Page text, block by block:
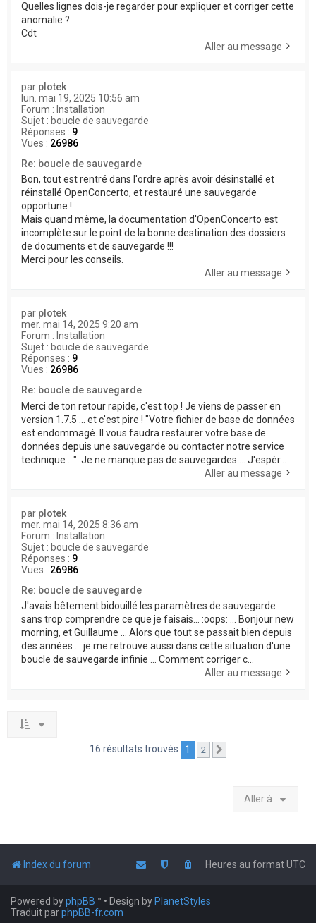
Quelles lignes dois-je regarder pour expliquer et corriger cette
anomalie ?
Cdt
Aller au message
par plotek
lun. mai 19, 2025 10:56 am
Forum : Installation
Sujet : boucle de sauvegarde
Réponses : 9
Vues : 26986
Re: boucle de sauvegarde
Bon, tout est rentré dans l'ordre après avoir désinstallé et
réinstallé OpenConcerto, et restauré une sauvegarde
opportune !
Mais quand même, la documentation d'OpenConcerto est
incomplète sur le point de la bonne destination des dossiers
de documents et de sauvegarde !!!
Merci pour les conseils.
Aller au message
par plotek
mer. mai 14, 2025 9:20 am
Forum : Installation
Sujet : boucle de sauvegarde
Réponses : 9
Vues : 26986
Re: boucle de sauvegarde
Merci de ton retour rapide, c'est top ! Je viens de passer en
version 1.7.5 ... et c'est pire ! "Votre fichier de base de données
est endommagé. Il vous faudra restaurer votre base de
données depuis une sauvegarde ou contacter notre service
technique ...". Je ne manque pas de sauvegardes ... J'espèr...
Aller au message
par plotek
mer. mai 14, 2025 8:36 am
Forum : Installation
Sujet : boucle de sauvegarde
Réponses : 9
Vues : 26986
Re: boucle de sauvegarde
J'avais bêtement bidouillé les paramètres de sauvegarde
sans trop comprendre ce que je faisais... :oops: ... Bonjour new
morning, et Guillaume ... Alors que tout se passait bien depuis
des années ... je me retrouve aussi dans cette situation d'une
boucle de sauvegarde infinie ... Comment corriger c...
Aller au message
16 résultats trouvés 1 2
Aller à
Index du forum Heures au formatUTC
Powered byphpBB™ • Design by PlanetStyles
Traduit parphpBB-fr.com